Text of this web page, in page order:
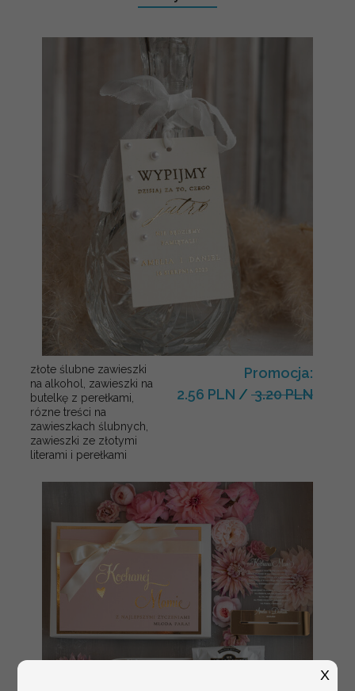
złote ślubne zawieszki
na alkohol, zawieszki na
butelkę z perełkami,
rózne treści na
zawieszkach ślubnych,
zawieszki ze złotymi
literami i perełkami
Promocja:
2.56 PLN / 3.20 PLN
X